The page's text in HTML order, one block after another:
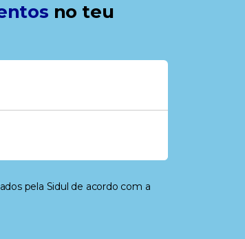
no teu
pela Sidul de acordo com a